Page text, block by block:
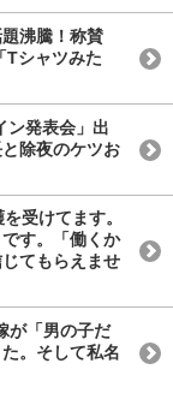
沸騰！称賛
Tシャツみた
ン発表会」出
除夜のケツお
受けてます。
す。「働くか
てもらえませ
が「男の子だ
。そして私名